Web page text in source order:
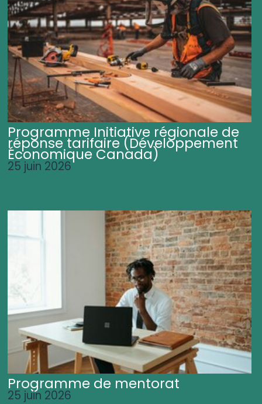
Programme Initiative régionale de
réponse tarifaire (Développement
Économique Canada)
25 juin 2026
Programme de mentorat
25 juin 2026